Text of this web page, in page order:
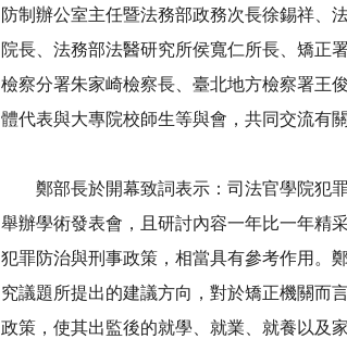
防制辦公室主任暨法務部政務次長徐錫祥、
院長、法務部法醫研究所侯寬仁所長、矯正
檢察分署朱家崎檢察長、臺北地方檢察署王
體代表與大專院校師生等與會，共同交流有
鄭部長於開幕致詞表示：司法官學院犯
舉辦學術發表會，且研討內容一年比一年精
犯罪防治與刑事政策，相當具有參考作用。
究議題所提出的建議方向，對於矯正機關而
政策，使其出監後的就學、就業、就養以及